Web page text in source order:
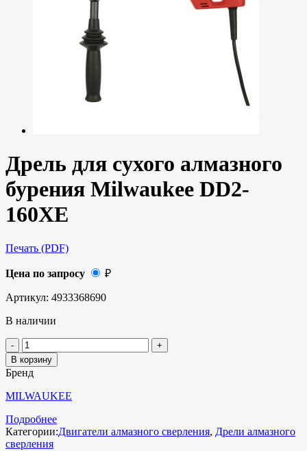
Дрель для сухого алмазного
бурения Milwaukee DD2-
160XE
Печать (PDF)
Цена по запросу ₽
Артикул: 4933368690
В наличии
В корзину
Бренд
MILWAUKEE
Подробнее
Категории:Двигатели алмазного сверления, Дрели алмазного
сверления